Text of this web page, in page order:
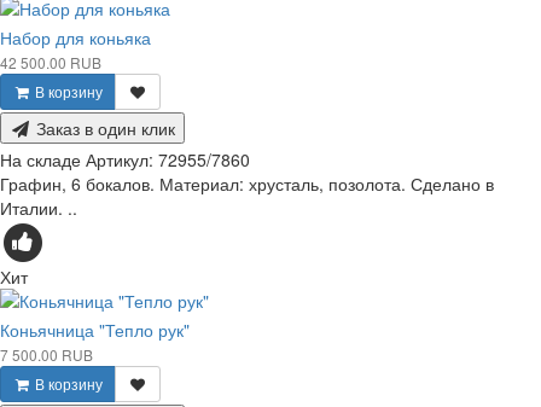
Набор для коньяка
42 500.00 RUB
В корзину
Заказ в один клик
На складе Артикул: 72955/7860
Графин, 6 бокалов. Материал: хрусталь, позолота. Сделано в
Италии. ..
Хит
Коньячница "Тепло рук"
7 500.00 RUB
В корзину